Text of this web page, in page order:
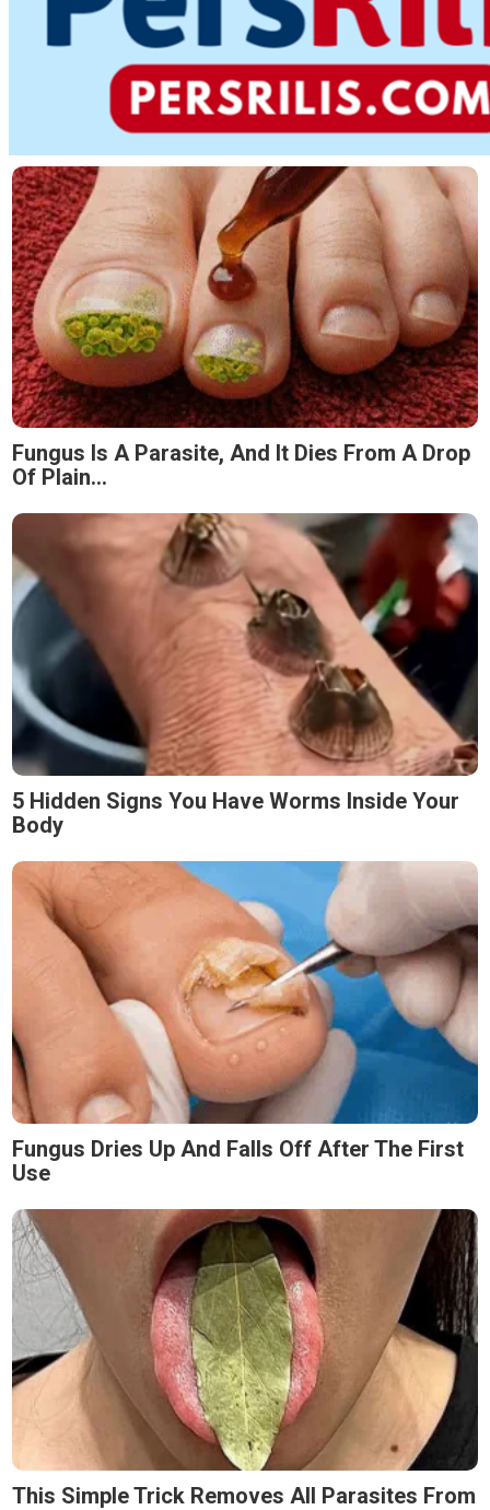
Fungus Is A Parasite, And It Dies From A Drop
Of Plain...
5 Hidden Signs You Have Worms Inside Your
Body
Fungus Dries Up And Falls Off After The First
Use
This Simple Trick Removes All Parasites From